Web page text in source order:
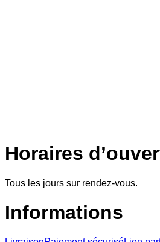
Horaires
Tous les jours sur rendez-vous.
Informations